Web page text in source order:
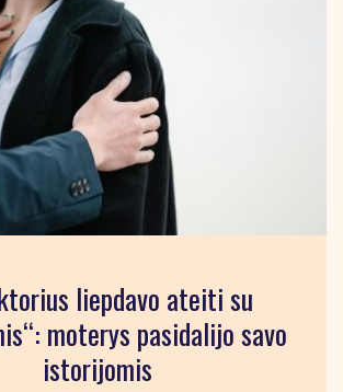
liepdavo ateiti su
moterys pasidalijo savo
istorijomis